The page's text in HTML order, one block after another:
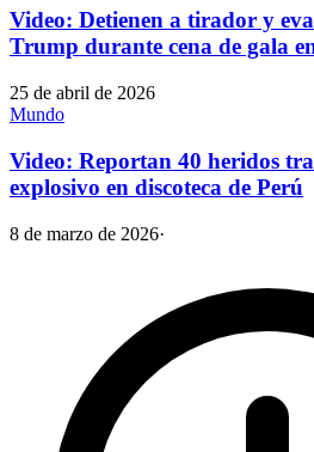
Video: Detienen a tirador y
Trump durante cena de gala
25 de abril de 2026
Mundo
Video: Reportan 40 heridos
explosivo en discoteca de Perú
8 de marzo de 2026·